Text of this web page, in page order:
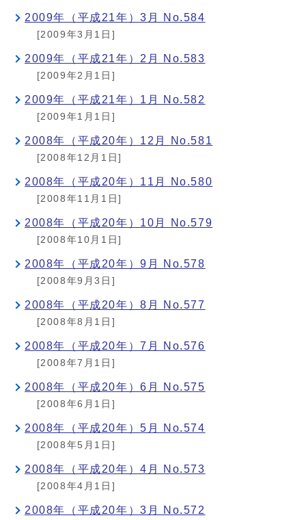
2009年（平成21年）3月 No.584
[2009年3月1日]
2009年（平成21年）2月 No.583
[2009年2月1日]
2009年（平成21年）1月 No.582
[2009年1月1日]
2008年（平成20年）12月 No.581
[2008年12月1日]
2008年（平成20年）11月 No.580
[2008年11月1日]
2008年（平成20年）10月 No.579
[2008年10月1日]
2008年（平成20年）9月 No.578
[2008年9月3日]
2008年（平成20年）8月 No.577
[2008年8月1日]
2008年（平成20年）7月 No.576
[2008年7月1日]
2008年（平成20年）6月 No.575
[2008年6月1日]
2008年（平成20年）5月 No.574
[2008年5月1日]
2008年（平成20年）4月 No.573
[2008年4月1日]
2008年（平成20年）3月 No.572